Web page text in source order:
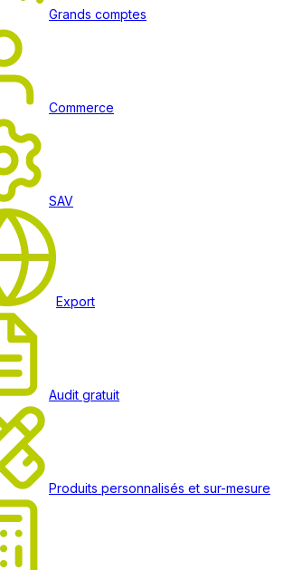
Grands comptes
Commerce
SAV
Export
Audit gratuit
Produits personnalisés et sur-mesure